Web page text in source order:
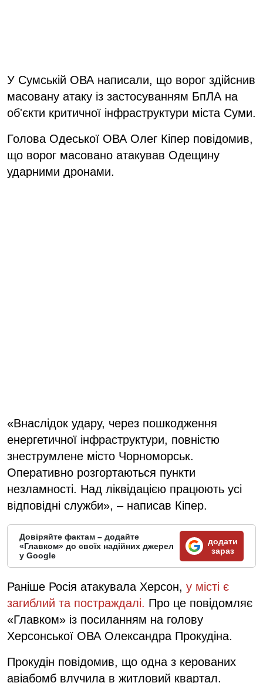
У Сумській ОВА написали, що ворог здійснив
масовану атаку із застосуванням БпЛА на
об'єкти критичної інфраструктури міста Суми.
Голова Одеської ОВА Олег Кіпер повідомив,
що ворог масовано атакував Одещину
ударними дронами.
«Внаслідок удару, через пошкодження
енергетичної інфраструктури, повністю
знеструмлене місто Чорноморськ.
Оперативно розгортаються пункти
незламності. Над ліквідацією працюють усі
відповідні служби», – написав Кіпер.
Довіряйте фактам – додайте
«Главком» до своїх надійних джерел
у Google
додати
зараз
Раніше Росія атакувала Херсон, у місті є
загиблий та постраждалі. Про це повідомляє
«Главком» із посиланням на голову
Херсонської ОВА Олександра Прокудіна.
Прокудін повідомив, що одна з керованих
авіабомб влучила в житловий квартал.